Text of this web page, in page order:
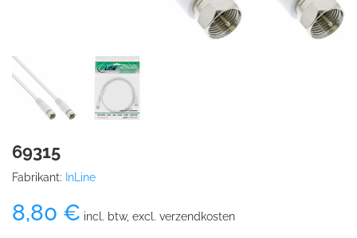
69315
Fabrikant: InLine
8,80 € incl. btw, excl. verzendkosten